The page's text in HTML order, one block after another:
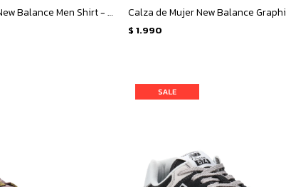
Remera de Hombre New Balance Men Shirt - Gris
$ 1.990